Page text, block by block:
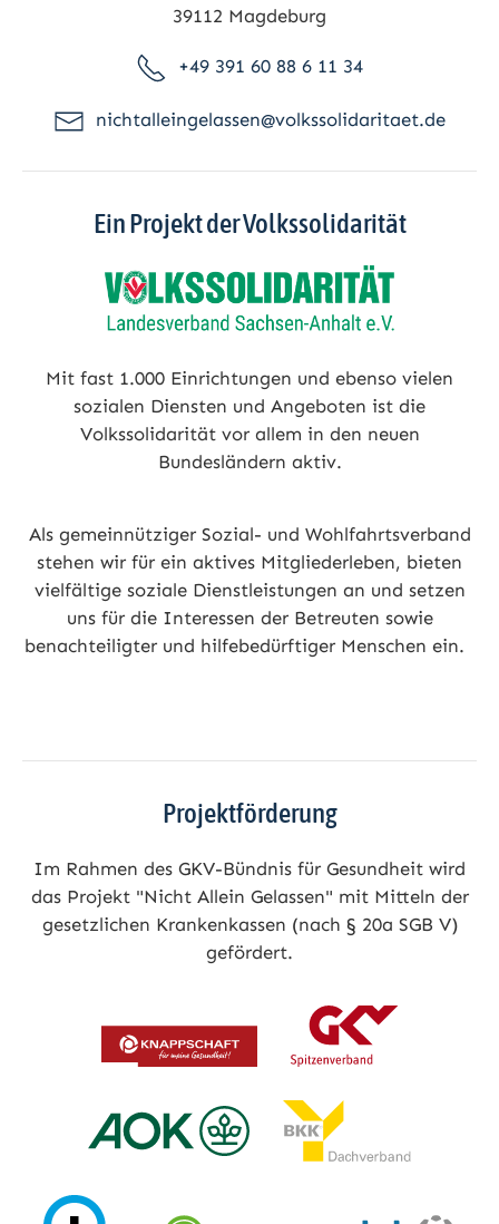
39112 Magdeburg
+49 391 60 88 6 11 34
nichtalleingelassen@volkssolidaritaet.de
Ein Projekt der Volkssolidarität
Mit fast 1.000 Einrichtungen und ebenso vielen
sozialen Diensten und Angeboten ist die
Volkssolidarität vor allem in den neuen
Bundesländern aktiv.
Als gemeinnütziger Sozial- und Wohlfahrtsverband
stehen wir für ein aktives Mitgliederleben, bieten
vielfältige soziale Dienstleistungen an und setzen
uns für die Interessen der Betreuten sowie
benachteiligter und hilfebedürftiger Menschen ein.
Projektförderung
Im Rahmen des GKV-Bündnis für Gesundheit wird
das Projekt "Nicht Allein Gelassen" mit Mitteln der
gesetzlichen Krankenkassen (nach § 20a SGB V)
gefördert.